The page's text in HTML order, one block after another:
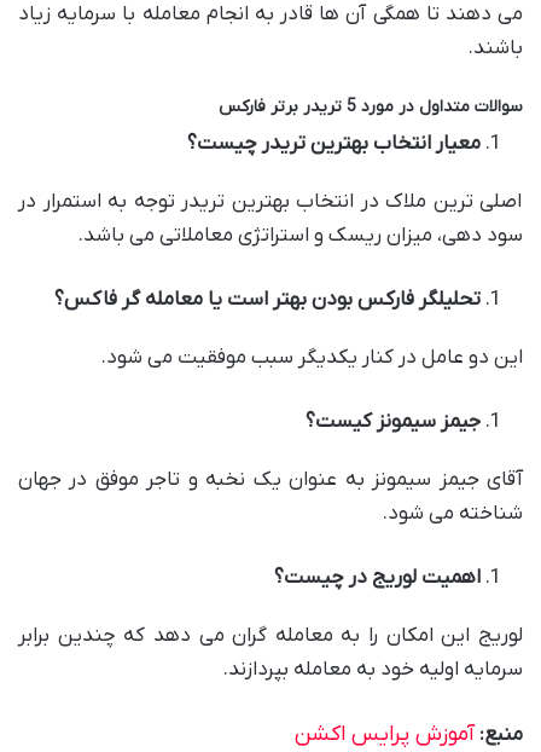
می دهند تا همگی آن ها قادر به انجام معامله با سرمایه زیاد
باشند.
سوالات متداول در مورد 5 تریدر برتر فارکس
معیار انتخاب بهترین تریدر چیست؟
اصلی ترین ملاک در انتخاب بهترین تریدر توجه به استمرار در
سود دهی، میزان ریسک و استراتژی معاملاتی می باشد.
تحلیلگر فارکس بودن بهتر است یا معامله گر فاکس؟
این دو عامل در کنار یکدیگر سبب موفقیت می شود.
جیمز سیمونز کیست؟
آقای جیمز سیمونز به عنوان یک نخبه و تاجر موفق در جهان
شناخته می‌ شود.
اهمیت لوریج در چیست؟
لوریج این امکان را به معامله ‌گران می‌ دهد که چندین برابر
سرمایه اولیه خود به معامله بپردازند.
منبع: آموزش پرایس اکشن